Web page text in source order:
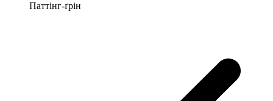
Паттінг-ґрін